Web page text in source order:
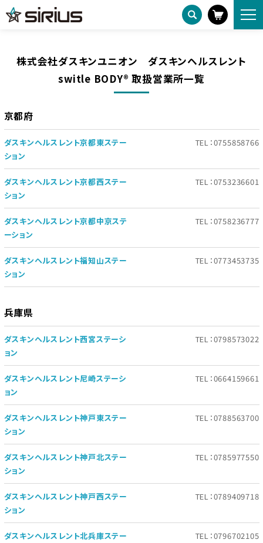
HOME
switle BODY 販売代理店
株式会社ダスキンユニオン ダスキンヘルスレント 営業所一覧
株式会社ダスキンユニオン ダスキンヘルスレント
switle BODY®︎ 取扱営業所一覧
京都府
ダスキンヘルスレント京都東ステー
ション
TEL：0755858766
ダスキンヘルスレント京都西ステー
ション
TEL：0753236601
ダスキンヘルスレント京都中京ステ
ーション
TEL：0758236777
ダスキンヘルスレント福知山ステー
ション
TEL：0773453735
兵庫県
ダスキンヘルスレント西宮ステーシ
ョン
TEL：0798573022
ダスキンヘルスレント尼崎ステーシ
ョン
TEL：0664159661
ダスキンヘルスレント神戸東ステー
ション
TEL：0788563700
ダスキンヘルスレント神戸北ステー
ション
TEL：0785977550
ダスキンヘルスレント神戸西ステー
ション
TEL：0789409718
ダスキンヘルスレント北兵庫ステー
TEL：0796702105